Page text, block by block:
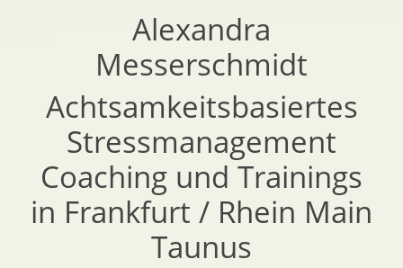
Alexandra
Messerschmidt
Achtsamkeitsbasiertes
Stressmanagement
Coaching und Trainings
in Frankfurt / Rhein Main
Taunus